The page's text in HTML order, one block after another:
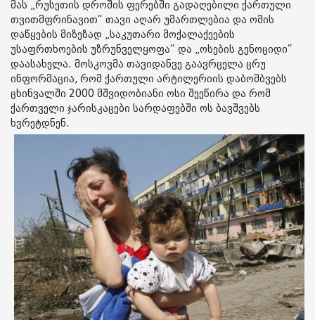
მას „რუსეთის დროშის ფერებში გადაღებილი ქართული
თვითმფრინავით“ თავი აღარ უმართლებია და ომის
დაწყების მიზეზად „საკუთარი მოქალაქეების
უსაფრთხოების უზრუნველყოფა“ და „ოსების გენოციდი“
დაასახელა. მოსკოვმა თავიდანვე გაავრცელა ცრუ
ინფორმაცია, რომ ქართული არტილერიის დაბომბვებს
ცხინვალში 2000 მშვიდობიანი ოსი შეეწირა და რომ
ქართველი ჯარისკაცები სარდაფებში ოს ბავშვებს
ხვრეტდნენ.